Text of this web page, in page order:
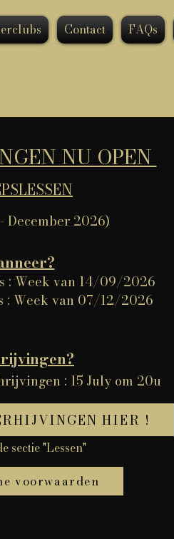
Contact FAQs
NU OPEN
December 2026)
: Week van 14/09/2026
: Week van 07/12/2026
: 15 July om 20u
HIER !
sectie "Lessen"
voorwaarden